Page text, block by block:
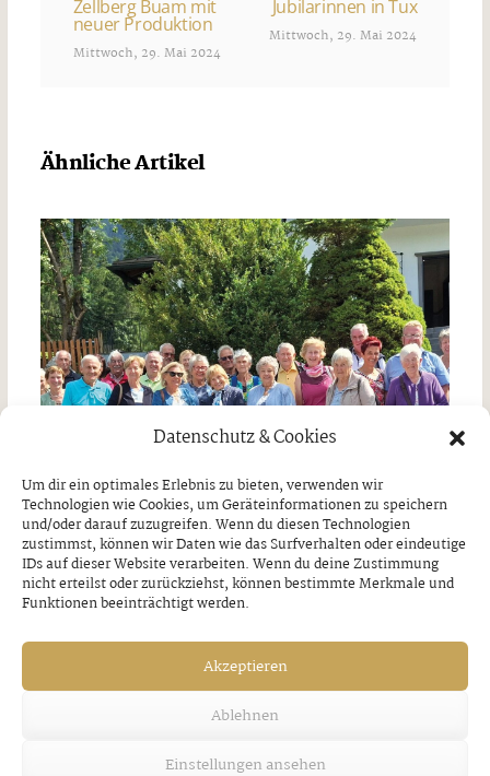
Datenschutz & Cookies
Um dir ein optimales Erlebnis zu bieten, verwenden wir
Technologien wie Cookies, um Geräteinformationen zu speichern
und/oder darauf zuzugreifen. Wenn du diesen Technologien
zustimmst, können wir Daten wie das Surfverhalten oder eindeutige
IDs auf dieser Website verarbeiten. Wenn du deine Zustimmung
nicht erteilst oder zurückziehst, können bestimmte Merkmale und
Funktionen beeinträchtigt werden.
Akzeptieren
Ablehnen
Einstellungen ansehen
Zellberg Buam mit
neuer Produktion
Mittwoch, 29. Mai 2024
Jubilarinnen in Tux
Mittwoch, 29. Mai 2024
Ähnliche Artikel
Tagesausflug nach Wasserburg am Inn
￼